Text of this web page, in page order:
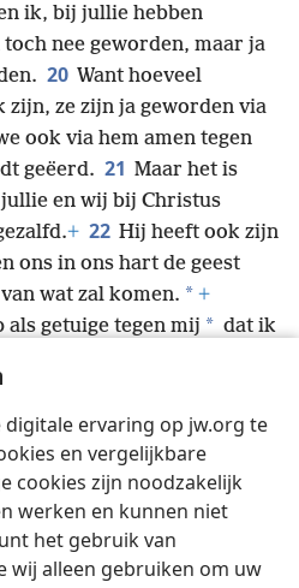
ervaring op jw.org te
en vergelijkbare
cookies zijn noodzakelijk
werken en kunnen niet
het gebruik van
wij alleen gebruiken om uw
ik, bij jullie hebben
nee geworden, maar ja
20 Want hoeveel
zijn, ze zijn ja geworden via
ook via hem amen tegen
geëerd. 21 Maar het is
en wij bij Christus
+ 22 Hij heeft ook zijn
ons in ons hart de geest
wat zal komen. * +
als getuige tegen mij * dat ik
we geen meesters over
medewerkers voor jullie
vast door jullie geloof.
Delen Instellingen